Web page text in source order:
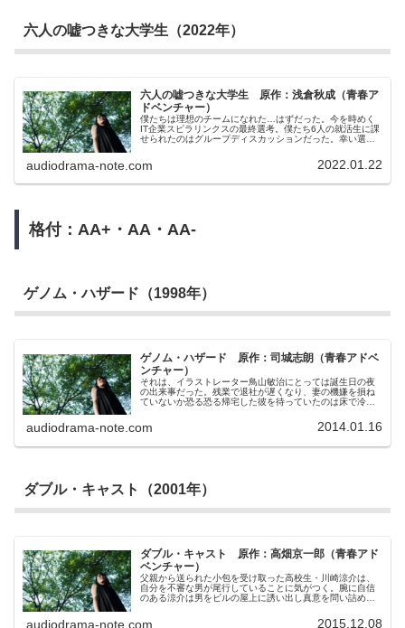
六人の嘘つきな大学生（2022年）
六人の嘘つきな大学生 原作：浅倉秋成（青春ア
ドベンチャー）
僕たちは理想のチームになれた…はずだった。今を時めく
IT企業スピラリンクスの最終選考。僕たち6人の就活生に課
せられたのはグループディスカッションだった。幸い選考
はない。お互いを理解し、短所を補い、長所を生かしあ
う。良いディスカッションをして会社をうならせて全員内
ずだ。その確信はスピラの方針変更で採用が1名のみとな
ことができた。こんな状況でさえ僕たちは協力し合うこと
ができる。僕たちは理想のチームになれたはずだったの
audiodrama-note.com 2022.01.22
格付：AA+・AA・AA-
ゲノム・ハザード（1998年）
ゲノム・ハザード 原作：司城志朗（青春アドベ
ンチャー）
それは、イラストレーター鳥山敏治にとっては誕生日の夜
の出来事だった。残業で退社が遅くなり、妻の機嫌を損ね
ていないか恐る恐る帰宅した彼を待っていたのは床で冷た
から逃れることになった鳥山は、夜の街をあてどなく彷徨
うことになる。そして、妻の実家、友人宅、昔のバイト
周囲が語る自分の姿とがかけ離れていることに気がつき始
てきた人間なのか。すべてが信じられなくなる中で、“鳥
山”はどのような真実に辿り着くのか。
audiodrama-note.com 2014.01.16
ダブル・キャスト（2001年）
ダブル・キャスト 原作：高畑京一郎（青春アド
ベンチャー）
父親から送られた小包を受け取った高校生・川崎涼介は、
自分を不審な男が尾行していることに気がつく。腕に自信
のある涼介は男をビルの屋上に誘い出し真意を問い詰める
せられてしまった。気がつくと…もうひとりの高校生・浦
audiodrama-note.com 2015.12.08